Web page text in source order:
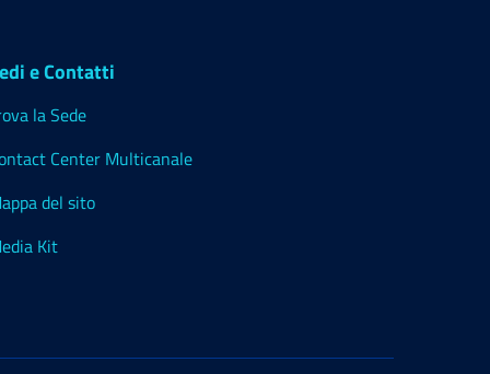
e Contatti
la Sede
Center Multicanale
del sito
Kit